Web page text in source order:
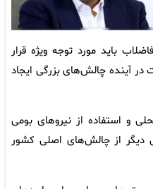
باید مورد توجه ویژه قرار
در آینده چالش‌های بزرگی ایجاد
و استفاده از نیروهای بومی
دیگر از چالش‌های اصلی کشور